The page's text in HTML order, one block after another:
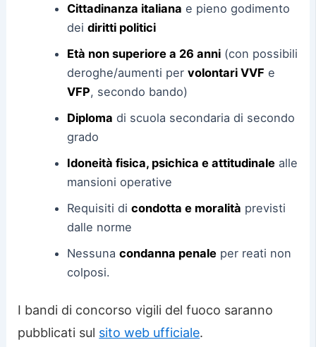
Cittadinanza italiana e pieno godimento
dei diritti politici
Età non superiore a 26 anni(con possibili
deroghe/aumenti per volontari VVF e
VFP, secondo bando)
Diploma di scuola secondaria di secondo
grado
Idoneità fisica, psichica e attitudinalealle
mansioni operative
Requisiti di condotta e moralità previsti
dalle norme
Nessuna condanna penaleper reati non
colposi.
I bandi di concorso vigili del fuoco saranno
pubblicati sul sito web ufficiale.